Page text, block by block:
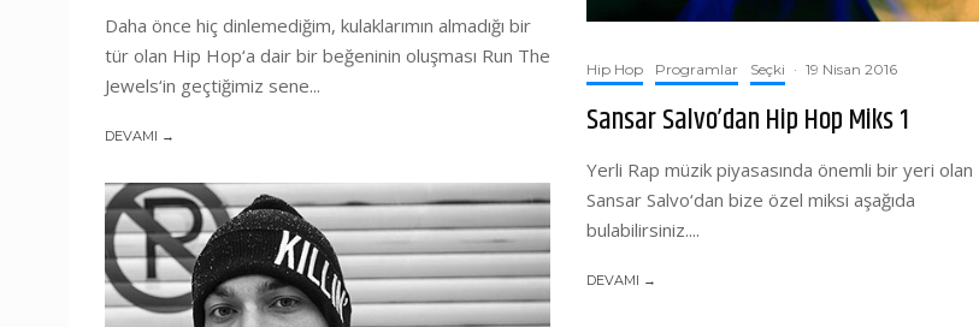
Daha önce hiç dinlemediğim, kulaklarımın almadığı bir
tür olan Hip Hop‘a dair bir beğeninin oluşması Run The
Jewels‘in geçtiğimiz sene...
DEVAMI →
Hip Hop Programlar Seçki · 19 Nisan 2016
Sansar Salvo’dan Hip Hop Miks 1
Yerli Rap müzik piyasasında önemli bir yeri olan
Sansar Salvo‘dan bize özel miksi aşağıda
bulabilirsiniz....
DEVAMI →